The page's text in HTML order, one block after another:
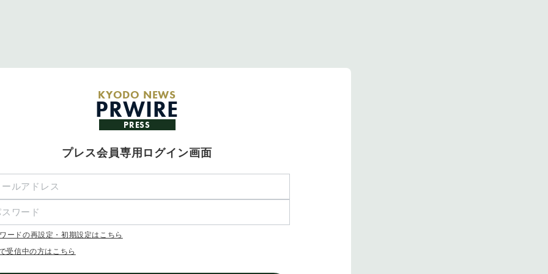
KYODO NEWS
PRWIRE
PRESS
プレス会員専用ログイン画面
ードの再設定・初期設定はこちら
受信中の方はこちら